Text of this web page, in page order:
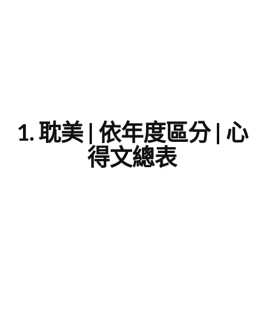
1. 耽美 | 依年度區分 | 心
得文總表